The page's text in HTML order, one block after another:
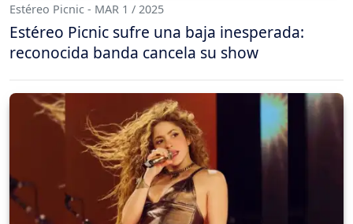
Estéreo Picnic - MAR 1 / 2025
Estéreo Picnic sufre una baja inesperada:
reconocida banda cancela su show